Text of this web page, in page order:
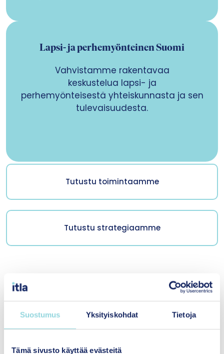
Suostumus Yksityiskohdat Tietoja
Tämä sivusto käyttää evästeitä
Lapsi- ja perhemyönteinen Suomi
Vahvistamme rakentavaa
keskustelua lapsi- ja
perhemyönteisestä yhteiskunnasta ja sen
tulevaisuudesta.
Tutustu toimintaamme
Tutustu strategiaamme